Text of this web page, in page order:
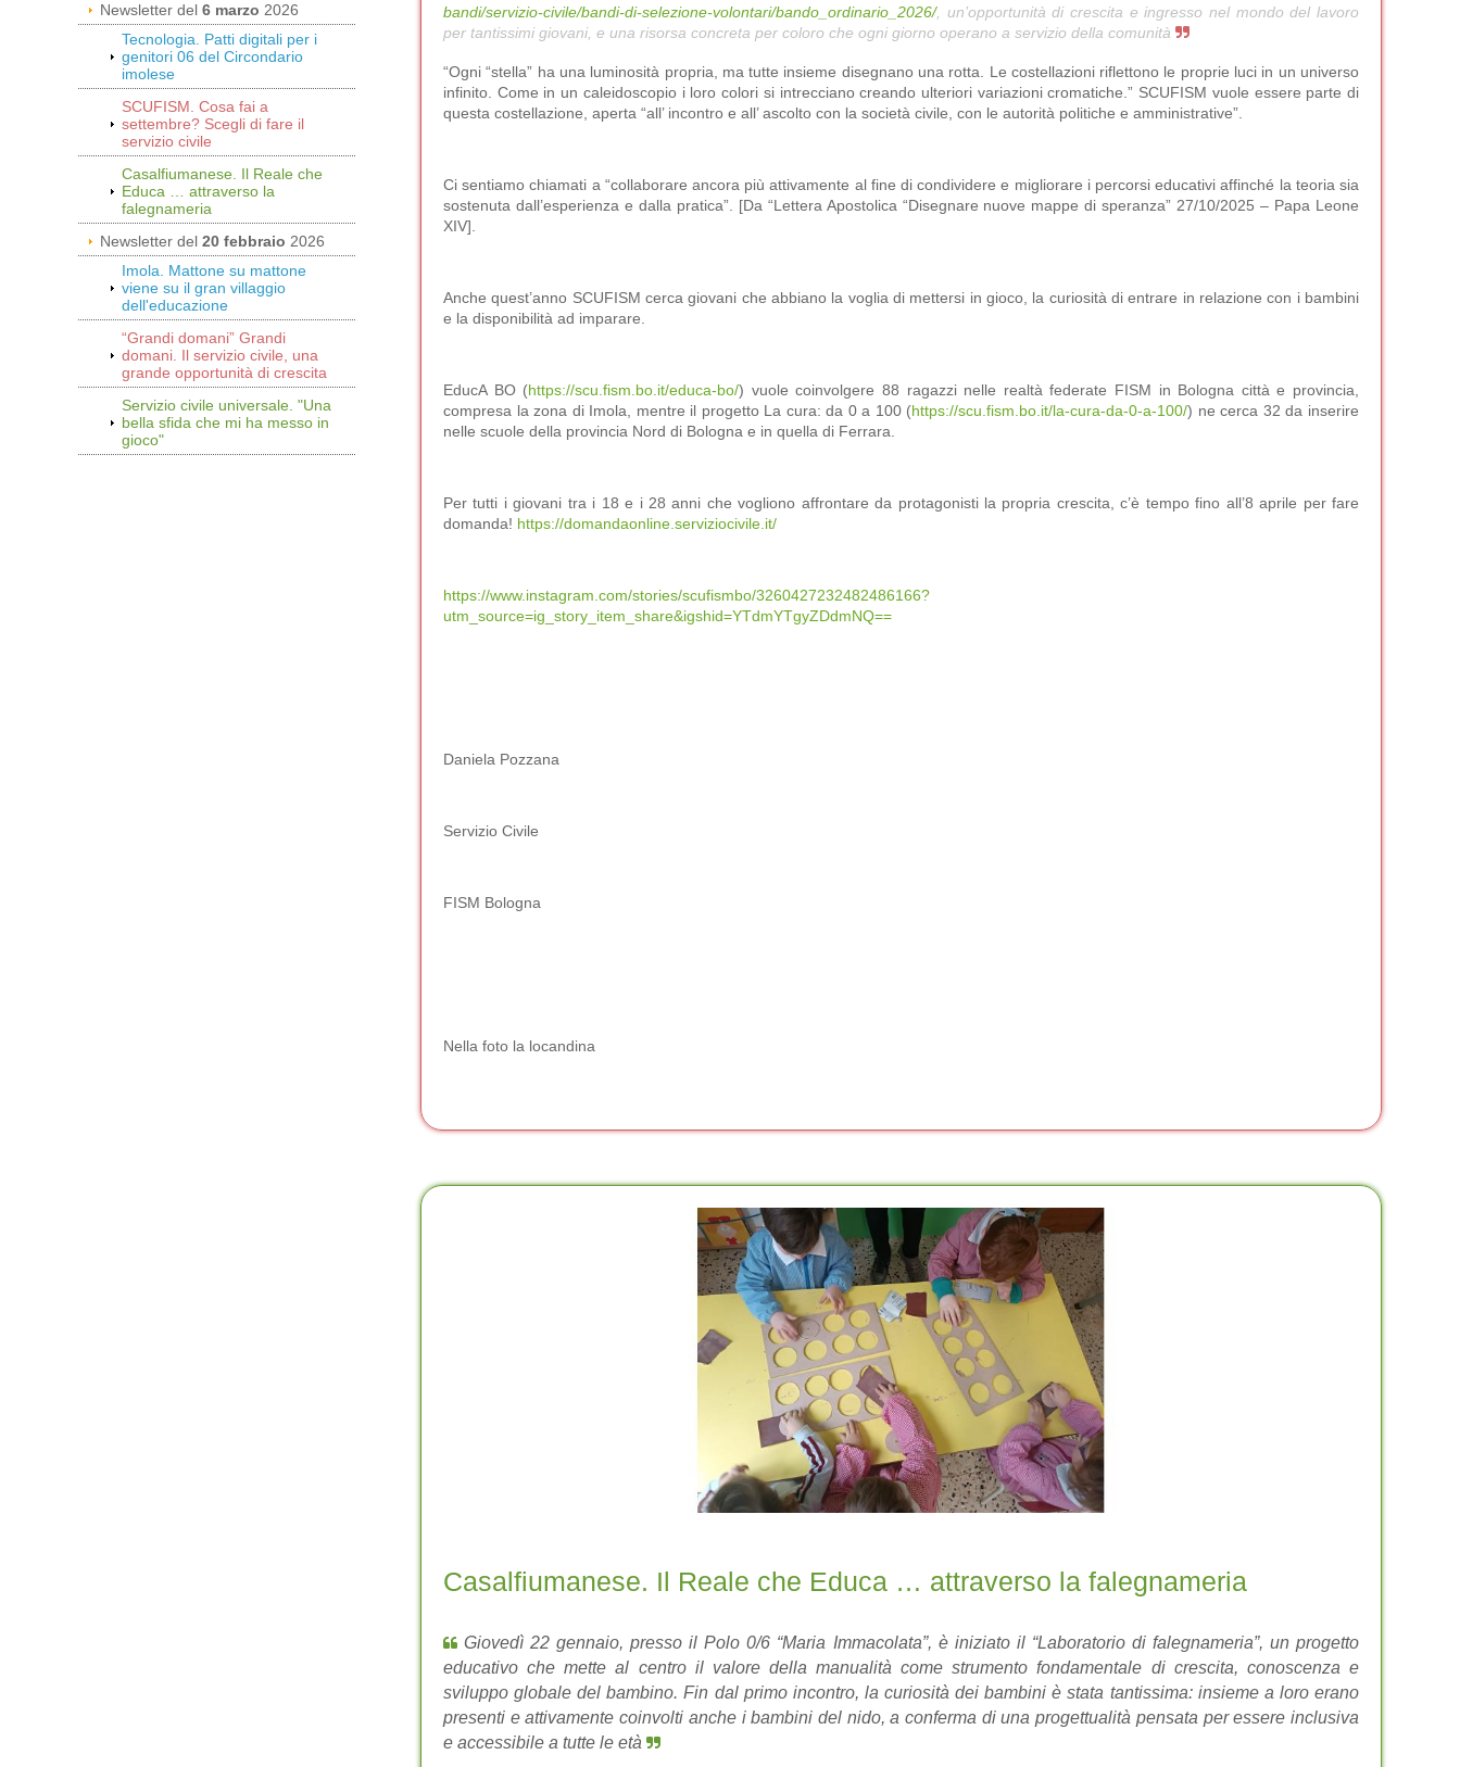
Newsletter del 6 marzo 2026
Tecnologia. Patti digitali per i
genitori 06 del Circondario
imolese
SCUFISM. Cosa fai a
settembre? Scegli di fare il
servizio civile
Casalfiumanese. Il Reale che
Educa … attraverso la
falegnameria
Newsletter del 20 febbraio 2026
Imola. Mattone su mattone
viene su il gran villaggio
dell'educazione
“Grandi domani” Grandi
domani. Il servizio civile, una
grande opportunità di crescita
Servizio civile universale. "Una
bella sfida che mi ha messo in
gioco"
bandi/servizio-civile/bandi-di-selezione-volontari/bando_ordinario_2026/, un’opportunità di crescita e ingresso nel mondo del lavoro
per tantissimi giovani, e una risorsa concreta per coloro che ogni giorno operano a servizio della comunità
“Ogni “stella” ha una luminosità propria, ma tutte insieme disegnano una rotta. Le costellazioni riflettono le proprie luci in un universo
infinito. Come in un caleidoscopio i loro colori si intrecciano creando ulteriori variazioni cromatiche.” SCUFISM vuole essere parte di
questa costellazione, aperta “all’ incontro e all’ ascolto con la società civile, con le autorità politiche e amministrative”.
Ci sentiamo chiamati a “collaborare ancora più attivamente al fine di condividere e migliorare i percorsi educativi affinché la teoria sia
sostenuta dall’esperienza e dalla pratica”. [Da “Lettera Apostolica “Disegnare nuove mappe di speranza” 27/10/2025 – Papa Leone
XIV].
Anche quest’anno SCUFISM cerca giovani che abbiano la voglia di mettersi in gioco, la curiosità di entrare in relazione con i bambini
e la disponibilità ad imparare.
EducA BO (https://scu.fism.bo.it/educa-bo/) vuole coinvolgere 88 ragazzi nelle realtà federate FISM in Bologna città e provincia,
compresa la zona di Imola, mentre il progetto La cura: da 0 a 100 (https://scu.fism.bo.it/la-cura-da-0-a-100/) ne cerca 32 da inserire
nelle scuole della provincia Nord di Bologna e in quella di Ferrara.
Per tutti i giovani tra i 18 e i 28 anni che vogliono affrontare da protagonisti la propria crescita, c’è tempo fino all’8 aprile per fare
domanda! https://domandaonline.serviziocivile.it/
https://www.instagram.com/stories/scufismbo/3260427232482486166?
utm_source=ig_story_item_share&igshid=YTdmYTgyZDdmNQ==
Daniela Pozzana
Servizio Civile
FISM Bologna
Nella foto la locandina
Casalfiumanese. Il Reale che Educa … attraverso la falegnameria
Giovedì 22 gennaio, presso il Polo 0/6 “Maria Immacolata”, è iniziato il “Laboratorio di falegnameria”, un progetto
educativo che mette al centro il valore della manualità come strumento fondamentale di crescita, conoscenza e
sviluppo globale del bambino. Fin dal primo incontro, la curiosità dei bambini è stata tantissima: insieme a loro erano
presenti e attivamente coinvolti anche i bambini del nido, a conferma di una progettualità pensata per essere inclusiva
e accessibile a tutte le età